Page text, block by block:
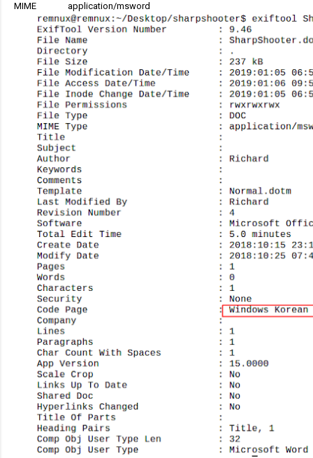
MIME application/msword